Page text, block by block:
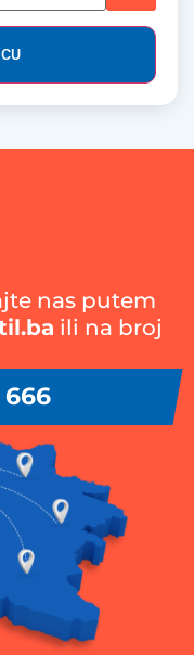
nas putem
ili na broj
666